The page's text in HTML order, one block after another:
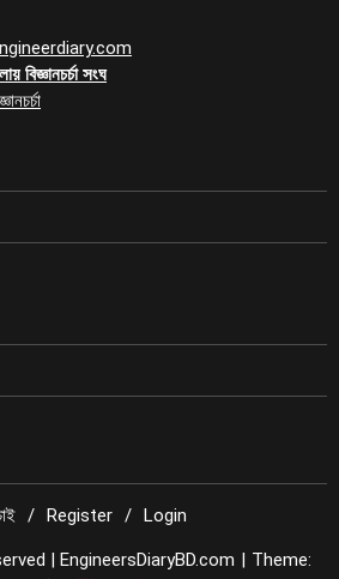
বিজ্ঞানচর্চা সংঘ
Register Login
| EngineersDiaryBD.com | Theme: